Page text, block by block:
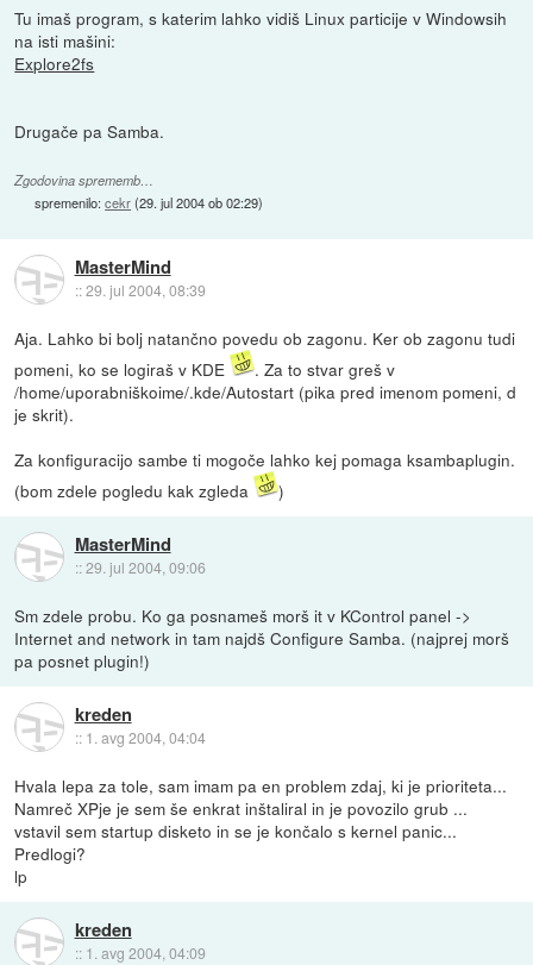
Tu imaš program, s katerim lahko vidiš Linux particije v Windowsih
na isti mašini:
Explore2fs
Drugače pa Samba.
Zgodovina sprememb…
spremenilo:cekr(29. jul 2004 ob 02:29)
MasterMind
::29. jul 2004, 08:39
Aja. Lahko bi bolj natančno povedu ob zagonu. Ker ob zagonu tudi
pomeni, ko se logiraš v KDE
. Za to stvar greš v
/home/uporabniškoime/.kde/Autostart (pika pred imenom pomeni, d
je skrit).
Za konfiguracijo sambe ti mogoče lahko kej pomaga ksambaplugin.
(bom zdele pogledu kak zgleda
)
MasterMind
::29. jul 2004, 09:06
Sm zdele probu. Ko ga posnameš morš it v KControl panel ->
Internet and network in tam najdš Configure Samba. (najprej morš
pa posnet plugin!)
kreden
:: 1. avg 2004, 04:04
Hvala lepa za tole, sam imam pa en problem zdaj, ki je prioriteta...
Namreč XPje je sem še enkrat inštaliral in je povozilo grub ...
vstavil sem startup disketo in se je končalo s kernel panic...
Predlogi?
lp
kreden
:: 1. avg 2004, 04:09